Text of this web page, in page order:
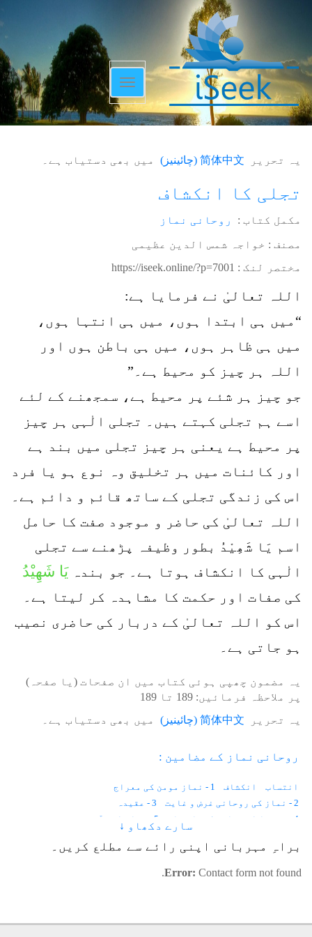
Toggle
navigation
یہ تحریر 简体中文
(چائینیز ) میں بھی دستیاب ہے۔
تجلی کا انکشاف
مکمل کتاب : روحانی نماز
مصنف : خواجہ شمس الدین عظیمی
مختصر لنک : https://iseek.online/?p=7001
اللہ تعالیٰ نے فرمایا ہے:
“میں ہی ابتدا ہوں، میں ہی انتہا ہوں،
میں ہی ظاہر ہوں، میں ہی باطن ہوں اور
اللہ ہر چیز کو محیط ہے۔”
جو چیز ہر شئے پر محیط ہے، سمجھنے کے لئے
اسے ہم تجلی کہتے ہیں۔ تجلی الٰہی ہر چیز
پر محیط ہے یعنی ہر چیز تجلی میں بند ہے
اور کائنات میں ہر تخلیق وہ نوع ہو یا فرد
اس کی زندگی تجلی کے ساتھ قائم و دائم ہے۔
اللہ تعالیٰ کی حاضر و موجود صفت کا حامل
اسم یَا شَھِیْدُ بطور وظیفہ پڑھنے سے تجلی
الٰہی کا انکشاف ہوتا ہے۔ جو بندہیَا شَھِیْدُ
کی صفات اور حکمت کا مشاہدہ کر لیتا ہے۔
اس کو اللہ تعالیٰ کے دربار کی حاضری نصیب
ہو جاتی ہے۔
یہ مضمون چھپی ہوئی کتاب میں ان صفحات (یا صفحہ)
پر ملاحظہ فرمائیں: 189 تا 189
یہ تحریر
简体中文
(چائینیز ) میں بھی دستیاب ہے۔
روحانی نماز کے مضامین :
انتساب انکشاف
1 - نماز مومن کی معراج
2 - نماز کی روحانی غرض و غایت
3 - عقیدہ
4 - پڑھنا اور قائم کرنا نماز
5 - نماز اور آتش پرست
7 - اُمّت کیلئے پروگرام
8 - آدم و حوّا
9 - شعور اور لاشعور
10 - نماز اور معراج
سارے دکھاو ↓
براہِ مہربانی اپنی رائے سے مطلع کریں۔
Error: Contact form not found.